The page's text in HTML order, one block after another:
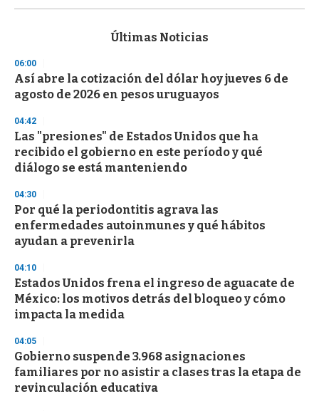
s
d
s
o
f
3
s
c
o
d
s
Últimas Noticias
06:00
Así abre la cotización del dólar hoy jueves 6 de
agosto de 2026 en pesos uruguayos
04:42
Las "presiones" de Estados Unidos que ha
recibido el gobierno en este período y qué
diálogo se está manteniendo
04:30
Por qué la periodontitis agrava las
enfermedades autoinmunes y qué hábitos
ayudan a prevenirla
04:10
Estados Unidos frena el ingreso de aguacate de
México: los motivos detrás del bloqueo y cómo
impacta la medida
04:05
Gobierno suspende 3.968 asignaciones
familiares por no asistir a clases tras la etapa de
revinculación educativa